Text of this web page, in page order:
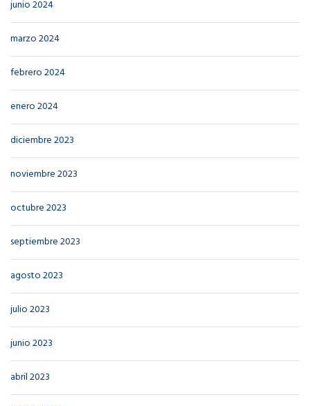
junio 2024
marzo 2024
febrero 2024
enero 2024
diciembre 2023
noviembre 2023
octubre 2023
septiembre 2023
agosto 2023
julio 2023
junio 2023
abril 2023